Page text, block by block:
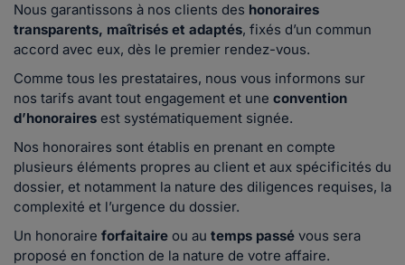
Nous garantissons à nos clients des honoraires
transparents, maîtrisés et adaptés, fixés d’un commun
accord avec eux, dès le premier rendez-vous.
Comme tous les prestataires, nous vous informons sur
nos tarifs avant tout engagement et une convention
d’honoraires est systématiquement signée.
Nos honoraires sont établis en prenant en compte
plusieurs éléments propres au client et aux spécificités du
dossier, et notamment la nature des diligences requises, la
complexité et l’urgence du dossier.
Un honoraire forfaitaire ou au temps passé vous sera
proposé en fonction de la nature de votre affaire.